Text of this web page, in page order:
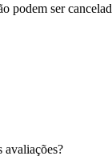
podem ser
avaliações?